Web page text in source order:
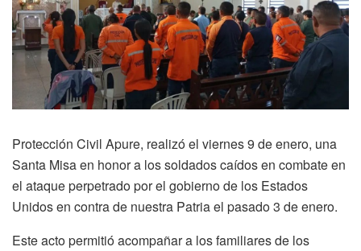
Protección Civil Apure, realizó el viernes 9 de enero, una
Santa Misa en honor a los soldados caídos en combate en
el ataque perpetrado por el gobierno de los Estados
Unidos en contra de nuestra Patria el pasado 3 de enero.
Este acto permitió acompañar a los familiares de los